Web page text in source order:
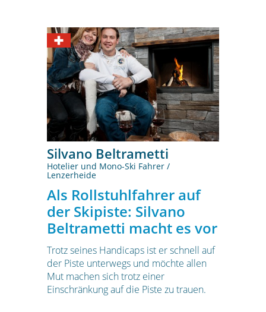
Silvano Beltrametti
Hotelier und Mono-Ski Fahrer /
Lenzerheide
Als Rollstuhlfahrer auf
der Skipiste: Silvano
Beltrametti macht es vor
Trotz seines Handicaps ist er schnell auf
der Piste unterwegs und möchte allen
Mut machen sich trotz einer
Einschränkung auf die Piste zu trauen.